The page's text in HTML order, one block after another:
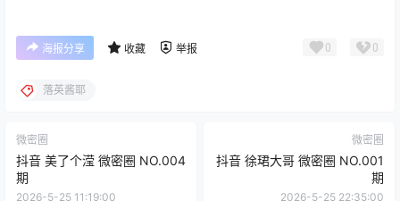
海报分享 收藏 举报 0 0
落英酱耶
微密圈
抖音 美了个滢 微密圈 NO.004
期
2026-5-25 11:19:00
微密圈
抖音 徐珺大哥 微密圈 NO.001
期
2026-5-25 22:35:00